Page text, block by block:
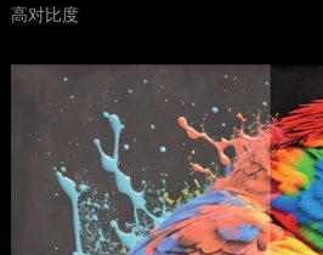
高对比度